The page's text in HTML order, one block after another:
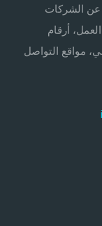
عن الشركات
أرقام
مواقع التواصل